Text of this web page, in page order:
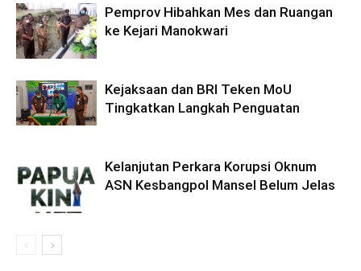
Pemprov Hibahkan Mes dan Ruangan
ke Kejari Manokwari
Kejaksaan dan BRI Teken MoU
Tingkatkan Langkah Penguatan
Kelanjutan Perkara Korupsi Oknum
ASN Kesbangpol Mansel Belum Jelas